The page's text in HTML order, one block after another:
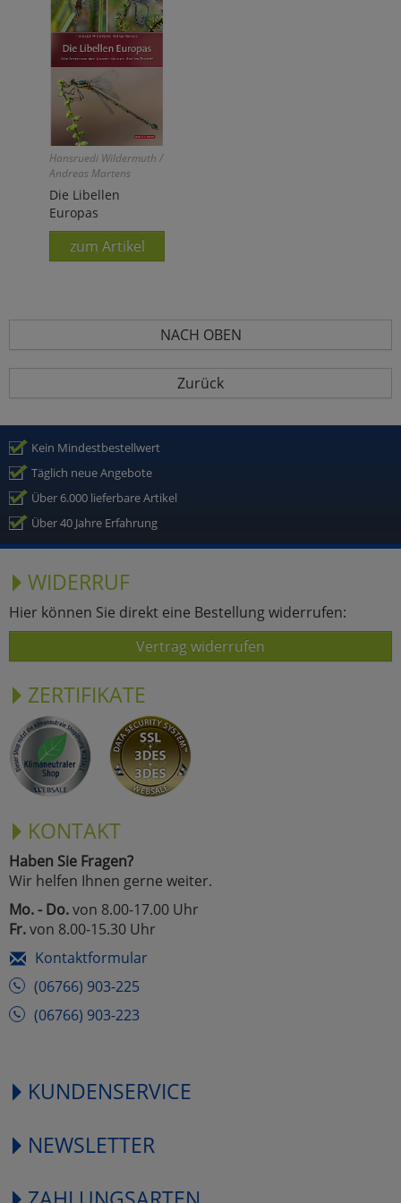
Hansruedi Wildermuth /
Andreas Martens
Die Libellen
Europas
zum Artikel
NACH OBEN
Zurück
Kein Mindestbestellwert
Täglich neue Angebote
Über 6.000 lieferbare Artikel
Über 40 Jahre Erfahrung
WIDERRUF
Hier können Sie direkt eine Bestellung widerrufen:
Vertrag widerrufen
ZERTIFIKATE
KONTAKT
Haben Sie Fragen?
Wir helfen Ihnen gerne weiter.
Mo. - Do.von 8.00-17.00 Uhr
Fr.von 8.00-15.30 Uhr
Kontaktformular
(06766) 903-225
(06766) 903-223
KUNDENSERVICE
NEWSLETTER